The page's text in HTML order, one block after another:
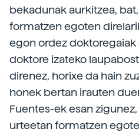
bekadunak aurkitzea,
formatzen egoten
egon ordez
doktore izateko
direnez, horixe da hain
honek bertan irauten
Fuentes-ek esan
urteetan formatzen